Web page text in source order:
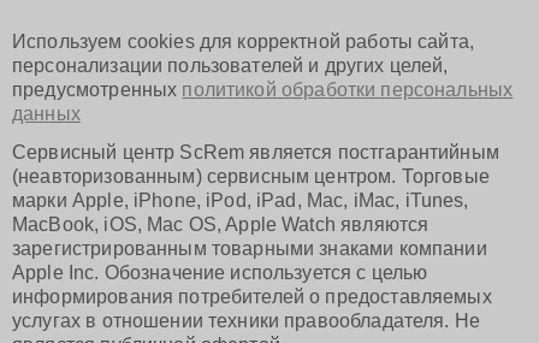
Омск
Красноярск
Пермь
Ульяновск
Киров
Архангельск
Астрахань
Белгород
Благовещенск
Брянск
Владивосток
Владикавказ
Используем cookies для корректной работы сайта,
персонализации пользователей и других целей,
предусмотренных политикой обработки персональных
данных
Сервисный центр ScRem является постгарантийным
(неавторизованным) сервисным центром. Торговые
марки Apple, iPhone, iPod, iPad, Mac, iMac, iTunes,
MacBook, iOS, Mac OS, Apple Watch являются
зарегистрированным товарными знаками компании
Apple Inc. Обозначение используется с целью
информирования потребителей о предоставляемых
услугах в отношении техники правообладателя. Не